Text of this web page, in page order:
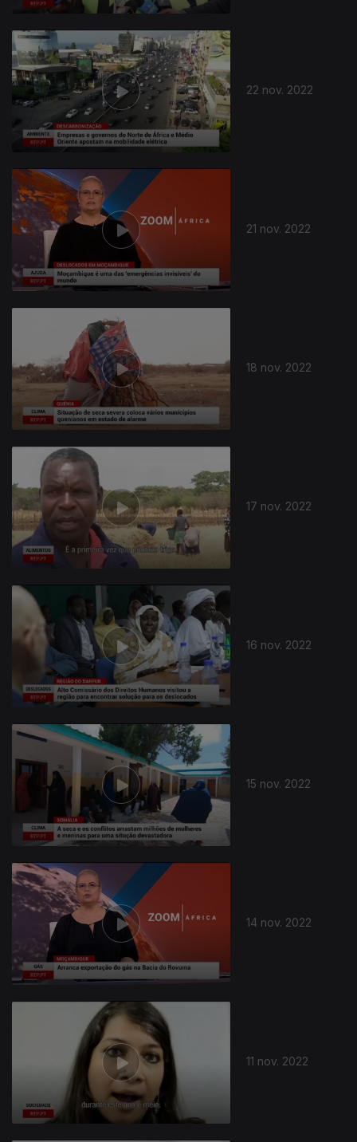
22 nov. 2022
21 nov. 2022
18 nov. 2022
17 nov. 2022
16 nov. 2022
15 nov. 2022
14 nov. 2022
11 nov. 2022
652708